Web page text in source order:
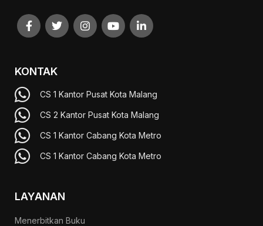
KONTAK
CS 1 Kantor Pusat Kota Malang
CS 2 Kantor Pusat Kota Malang
CS 1 Kantor Cabang Kota Metro
CS 1 Kantor Cabang Kota Metro
LAYANAN
Menerbitkan Buku